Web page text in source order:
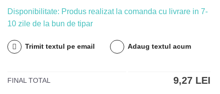
Disponibilitate: Produs realizat la comanda cu livrare in 7-
10 zile de la bun de tipar
Trimit textul pe email Adaug textul acum
FINAL TOTAL 9,27 LEI